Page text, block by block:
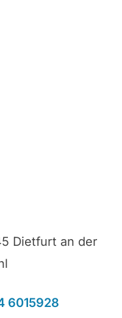
Dietfurt an der
6015928